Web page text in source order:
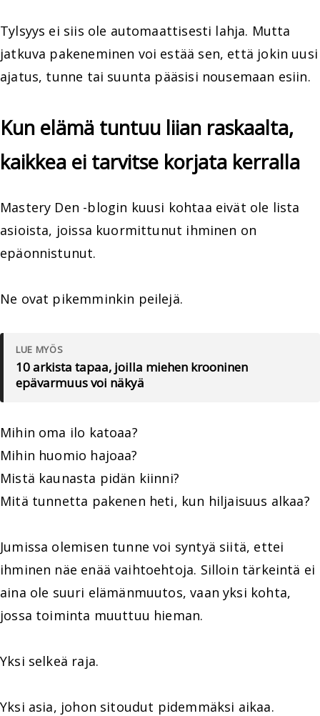
Tylsyys ei siis ole automaattisesti lahja. Mutta
jatkuva pakeneminen voi estää sen, että jokin uusi
ajatus, tunne tai suunta pääsisi nousemaan esiin.
Kun elämä tuntuu liian raskaalta,
kaikkea ei tarvitse korjata kerralla
Mastery Den -blogin kuusi kohtaa eivät ole lista
asioista, joissa kuormittunut ihminen on
epäonnistunut.
Ne ovat pikemminkin peilejä.
LUE MYÖS
10 arkista tapaa, joilla miehen krooninen
epävarmuus voi näkyä
Mihin oma ilo katoaa?
Mihin huomio hajoaa?
Mistä kaunasta pidän kiinni?
Mitä tunnetta pakenen heti, kun hiljaisuus alkaa?
Jumissa olemisen tunne voi syntyä siitä, ettei
ihminen näe enää vaihtoehtoja. Silloin tärkeintä ei
aina ole suuri elämänmuutos, vaan yksi kohta,
jossa toiminta muuttuu hieman.
Yksi selkeä raja.
Yksi asia, johon sitoudut pidemmäksi aikaa.